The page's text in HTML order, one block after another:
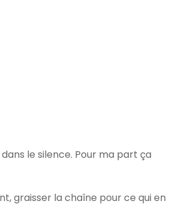
le silence. Pour ma part ça
graisser la chaîne pour ce qui en